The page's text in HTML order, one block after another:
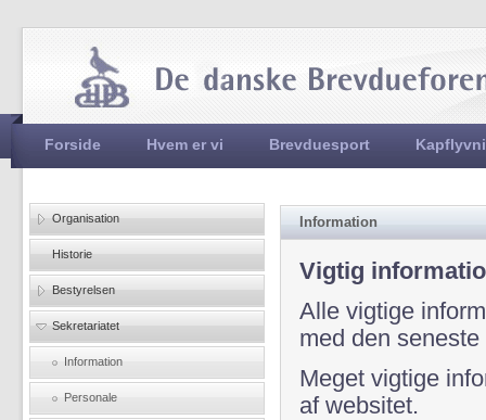
Hovedmenu
Forside Hvem er vi Brevduesport
Information
Vigtig
Alle vigtige
med den
Meget vigtige
af websitet.
Organisation
Historie
Bestyrelsen
Sekretariatet
Information
Personale